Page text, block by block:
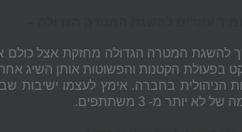
המטרה הגדולה מחזקת אצל כולם
בפעולת הקטנות והפשוטות אותן השיג
הניהולית בחברה. אימץ לעצמו ישיבות
יותר מ- 3 משתתפים.